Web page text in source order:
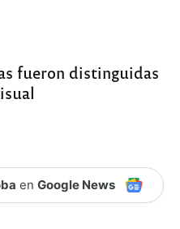
fueron distinguidas
en Google News